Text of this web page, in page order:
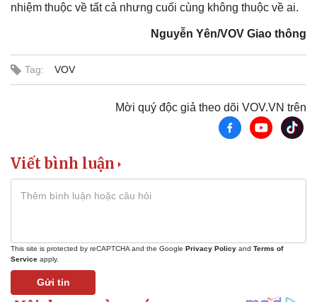
Cây thuốc
Sản phụ khoa
Nhi khoa
Nam khoa
Blog
nhiệm thuộc về tất cả nhưng cuối cùng không thuộc về ai.
Nguyễn Yên/VOV Giao thông
Tag: VOV
Mời quý độc giả theo dõi VOV.VN trên
Viết bình luận
This site is protected by reCAPTCHA and the Google Privacy Policy and Terms of
Service apply.
Gửi tin